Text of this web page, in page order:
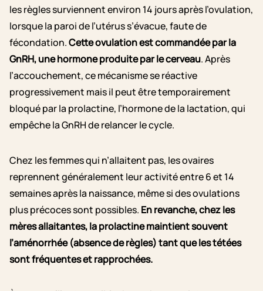
les règles surviennent environ 14 jours après l’ovulation,
lorsque la paroi de l’utérus s’évacue, faute de
fécondation.Cette ovulation est commandée par la
GnRH, une hormone produite par le cerveau. Après
l’accouchement, ce mécanisme se réactive
progressivement mais il peut être temporairement
bloqué par la prolactine, l’hormone de la lactation, qui
empêche la GnRH de relancer le cycle.
Chez les femmes qui n’allaitent pas, les ovaires
reprennent généralement leur activité entre 6 et 14
semaines après la naissance, même si des ovulations
plus précoces sont possibles. En revanche, chez les
mères allaitantes, la prolactine maintient souvent
l’aménorrhée (absence de règles) tant que les tétées
sont fréquentes et rapprochées.